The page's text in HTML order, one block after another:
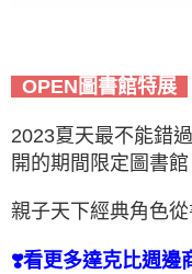
OPEN圖書館特展
2023夏天最不能錯
開的期間限定圖書館
親子天下經典角色
❣️看更多達克比週邊